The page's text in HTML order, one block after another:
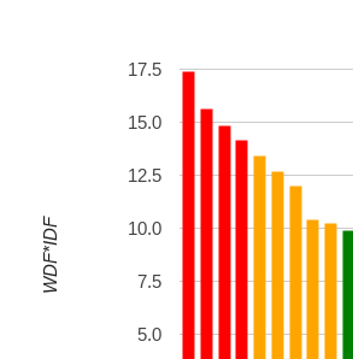
5.0
7.5
10.0
12.5
15.0
17.5
WDF*IDF